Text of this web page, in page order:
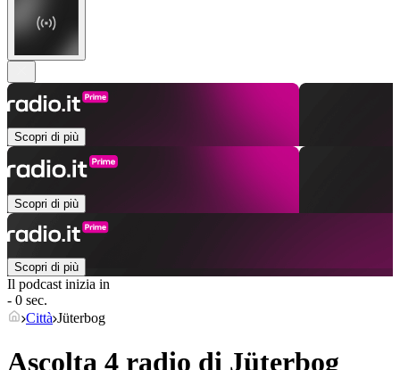
Scopri di più
Scopri di più
Scopri di più
Il podcast inizia in
- 0 sec.
Città Jüterbog
Ascolta 4 radio di Jüterbog